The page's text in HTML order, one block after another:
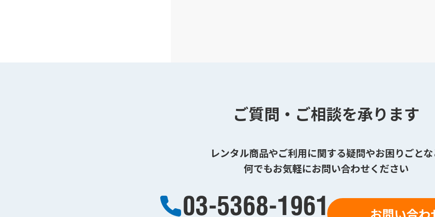
ご質問・ご相談を承ります
レンタル商品やご利用に関する疑問やお困りごと
何でもお気軽にお問い合わせください